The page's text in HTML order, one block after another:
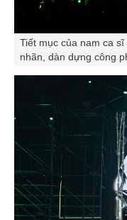
Tiết mục của nam ca
nhãn, dàn dựng công